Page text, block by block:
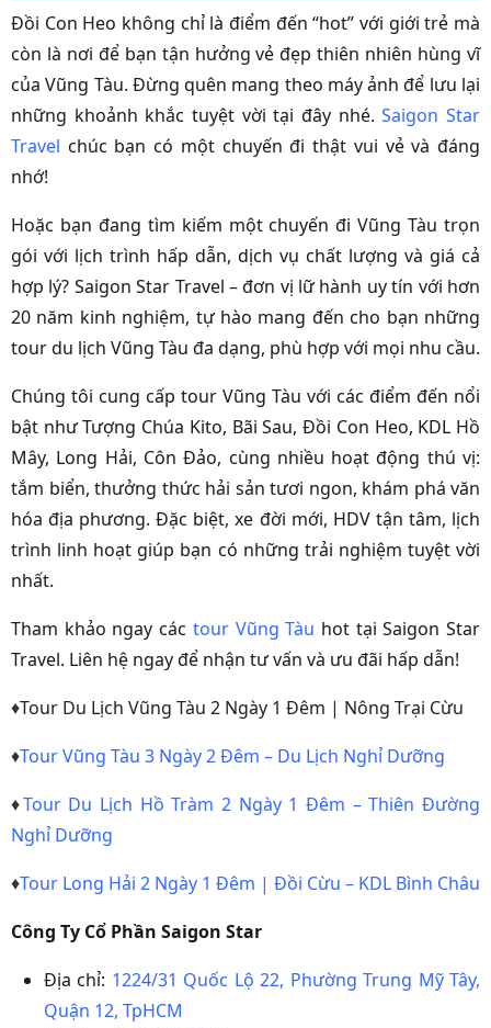
Đồi Con Heo không chỉ là điểm đến “hot” với giới trẻ mà
còn là nơi để bạn tận hưởng vẻ đẹp thiên nhiên hùng vĩ
của Vũng Tàu. Đừng quên mang theo máy ảnh để lưu lại
những khoảnh khắc tuyệt vời tại đây nhé.Saigon Star
Travel chúc bạn có một chuyến đi thật vui vẻ và đáng
nhớ!
Hoặc bạn đang tìm kiếm một chuyến đi Vũng Tàu trọn
gói với lịch trình hấp dẫn, dịch vụ chất lượng và giá cả
hợp lý? Saigon Star Travel – đơn vị lữ hành uy tín với hơn
20 năm kinh nghiệm, tự hào mang đến cho bạn những
tour du lịch Vũng Tàu đa dạng, phù hợp với mọi nhu cầu.
Chúng tôi cung cấp tour Vũng Tàu với các điểm đến nổi
bật như Tượng Chúa Kito, Bãi Sau, Đồi Con Heo, KDL Hồ
Mây, Long Hải, Côn Đảo, cùng nhiều hoạt động thú vị:
tắm biển, thưởng thức hải sản tươi ngon, khám phá văn
hóa địa phương. Đặc biệt, xe đời mới, HDV tận tâm, lịch
trình linh hoạt giúp bạn có những trải nghiệm tuyệt vời
nhất.
Tham khảo ngay các tour Vũng Tàu hot tại Saigon Star
Travel. Liên hệ ngay để nhận tư vấn và ưu đãi hấp dẫn!
♦Tour Du Lịch Vũng Tàu 2 Ngày 1 Đêm | Nông Trại Cừu
♦Tour Vũng Tàu 3 Ngày 2 Đêm – Du Lịch Nghỉ Dưỡng
♦Tour Du Lịch Hồ Tràm 2 Ngày 1 Đêm – Thiên Đường
Nghỉ Dưỡng
♦Tour Long Hải 2 Ngày 1 Đêm | Đồi Cừu – KDL Bình Châu
Công Ty Cổ Phần Saigon Star
Địa chỉ: 1224/31 Quốc Lộ 22, Phường Trung Mỹ Tây,
Quận 12, TpHCM